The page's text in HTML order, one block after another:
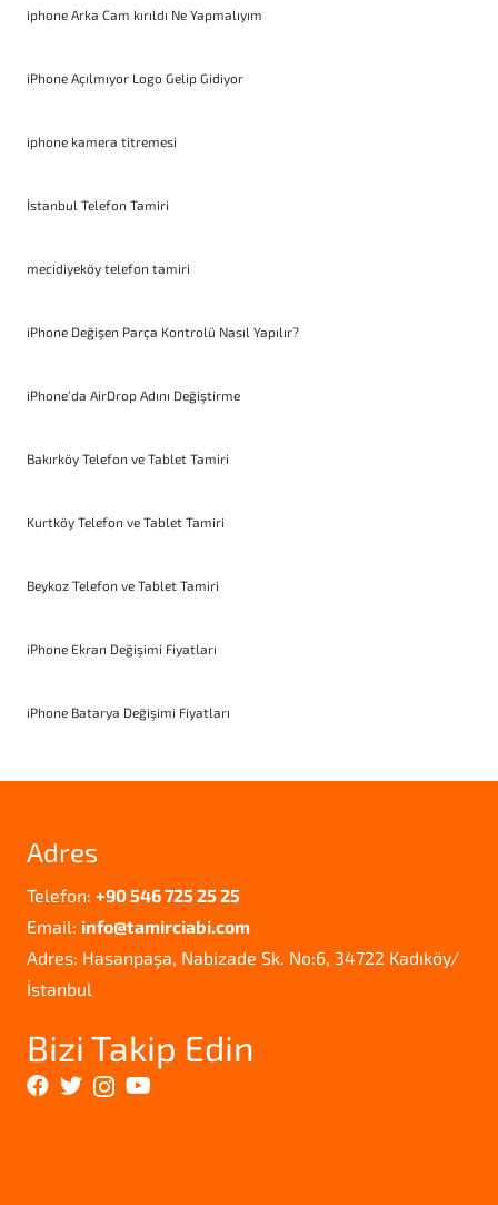
iphone Arka Cam kırıldı Ne Yapmalıyım
iPhone Açılmıyor Logo Gelip Gidiyor
iphone kamera titremesi
İstanbul Telefon Tamiri
mecidiyeköy telefon tamiri
iPhone Değişen Parça Kontrolü Nasıl Yapılır?
iPhone’da AirDrop Adını Değiştirme
Bakırköy Telefon ve Tablet Tamiri
Kurtköy Telefon ve Tablet Tamiri
Beykoz Telefon ve Tablet Tamiri
iPhone Ekran Değişimi Fiyatları
iPhone Batarya Değişimi Fiyatları
Adres
Telefon: +90 546 725 25 25
Email: info@tamirciabi.com
Adres: Hasanpaşa, Nabizade Sk. No:6, 34722 Kadıköy/
İstanbul
Bizi Takip Edin